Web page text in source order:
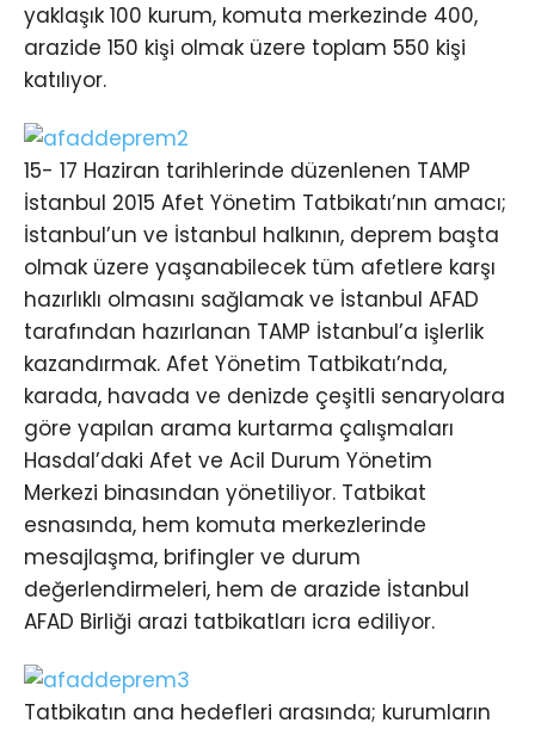
yaklaşık 100 kurum, komuta merkezinde 400,
arazide 150 kişi olmak üzere toplam 550 kişi
katılıyor.
15- 17 Haziran tarihlerinde düzenlenen TAMP
İstanbul 2015 Afet Yönetim Tatbikatı’nın amacı;
İstanbul’un ve İstanbul halkının, deprem başta
olmak üzere yaşanabilecek tüm afetlere karşı
hazırlıklı olmasını sağlamak ve İstanbul AFAD
tarafından hazırlanan TAMP İstanbul’a işlerlik
kazandırmak. Afet Yönetim Tatbikatı’nda,
karada, havada ve denizde çeşitli senaryolara
göre yapılan arama kurtarma çalışmaları
Hasdal’daki Afet ve Acil Durum Yönetim
Merkezi binasından yönetiliyor. Tatbikat
esnasında, hem komuta merkezlerinde
mesajlaşma, brifingler ve durum
değerlendirmeleri, hem de arazide İstanbul
AFAD Birliği arazi tatbikatları icra ediliyor.
Tatbikatın ana hedefleri arasında; kurumların